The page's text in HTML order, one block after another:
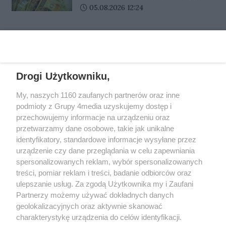
przygotowywanych do filmu. Po
urządzeń i atrakcji wodnych.
zabawę dzieci z możliwością
odpoczynku dla rodziców i
opiekunów.
swoje metody, by wzbudzić
Tym razem wykorzystują fałszywe
Jeden telefon miał doprowadzić
do przekazania nawet 150 tysięcy
złotych. Na szczęście dzięki
zachowaniu zimnej krwi i
ostrożności próba wyłudzenia
zakończyła się niepowodzeniem.
Data dodania artykułu:
05.08.2026 12:24
REKLAMA
Reklama Kontakt Informacja o Nadawcy
Drogi Użytkowniku,
My, naszych 1160 zaufanych partnerów oraz inne
podmioty z Grupy 4media uzyskujemy dostęp i
przechowujemy informacje na urządzeniu oraz
przetwarzamy dane osobowe, takie jak unikalne
identyfikatory, standardowe informacje wysyłane przez
urządzenie czy dane przeglądania w celu zapewniania
spersonalizowanych reklam, wybór spersonalizowanych
treści, pomiar reklam i treści, badanie odbiorców oraz
ulepszanie usług. Za zgodą Użytkownika my i Zaufani
Partnerzy możemy używać dokładnych danych
geolokalizacyjnych oraz aktywnie skanować
charakterystykę urządzenia do celów identyfikacji.